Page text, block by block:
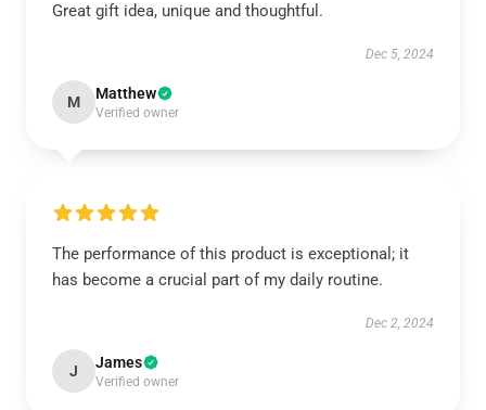
Great gift idea, unique and thoughtful.
Dec 5, 2024
M Matthew
Verified owner
The performance of this product is exceptional; it
has become a crucial part of my daily routine.
Dec 2, 2024
J James
Verified owner